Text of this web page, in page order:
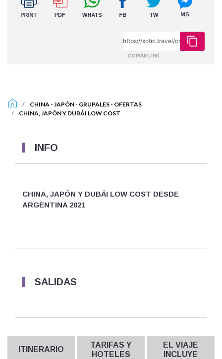
COPIAR LINK
CHINA - JAPÓN - GRUPALES - OFERTAS
CHINA, JAPÓN Y DUBÁI LOW COST
INFO
CHINA, JAPÓN Y DUBÁI LOW COST DESDE
ARGENTINA 2021
SALIDAS
ITINERARIO
TARIFAS Y
HOTELES
EL VIAJE
INCLUYE